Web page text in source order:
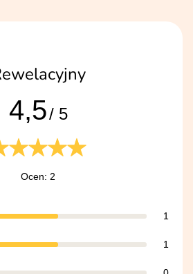
4,5/ 5
Ocen: 2
1
1